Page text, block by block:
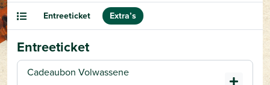
Entreeticket Extra’s
Entreeticket
Cadeaubon Volwassene